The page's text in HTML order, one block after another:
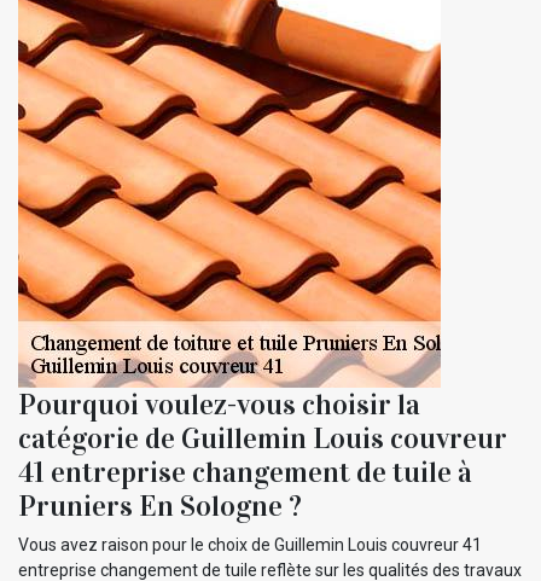
Pourquoi voulez-vous choisir la
catégorie de Guillemin Louis couvreur
41 entreprise changement de tuile à
Pruniers En Sologne ?
Vous avez raison pour le choix de Guillemin Louis couvreur 41
entreprise changement de tuile reflète sur les qualités des travaux